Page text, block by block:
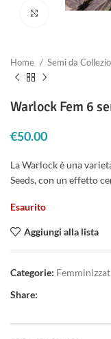
Clicca per
Home Semi da
Warlock Fem 6
€50.00
La Warlock è una
Seeds, con un effetto
Esaurito
Aggiungi alla lista
Categorie:
Share: